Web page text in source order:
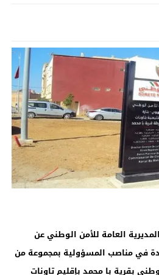
العامة للأمن الوطني عن
في مناصب المسؤولية بمجموعة من
بقرية با محمد بإقليم تاونات